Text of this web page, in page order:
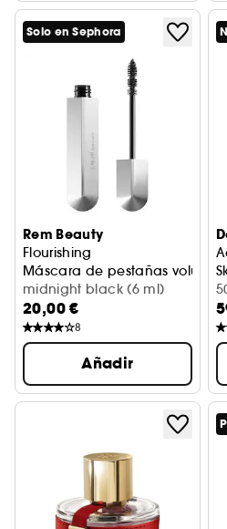
Solo en Sephora
Rem Beauty
Flourishing
Máscara de pestañas
midnight black (6 ml)
20,00 €
8
Añadir